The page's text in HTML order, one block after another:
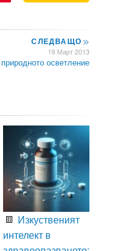
СЛЕДВАЩО>>
19 Март 2013
осветление
Изкуственият
интелект в